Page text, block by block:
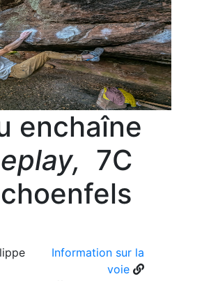
enchaîne
7C
Information sur la
voie